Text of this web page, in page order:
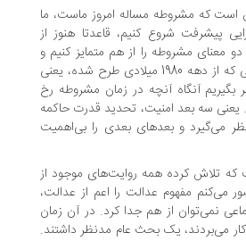
مشروطه مساله امروز ماست، ما
شروع کنیم، قاعدتا هنوز از
مشروطه را از هم متمایز‌ کنیم و
مشروطه مثبت را به معنایی که از دهه 1980 میلادی طرح شده، یعنی
آنگاه آنچه در زمان مشروطه رخ
بعد امنیت، تحدید قدرت حاکمه
و بعدهای بعدی را بی‌اهمیت
کرده همه روایت‌های موجود از
مفهوم عدالت را اعم از عدالت،
از هم جدا کرد. در آن زمان
یک بحث عام مدنظر داشتند.